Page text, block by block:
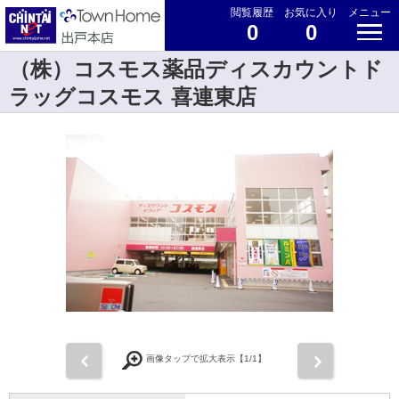
閲覧履歴
0
お気に入り
0
メニュー
（株）コスモス薬品ディスカウントド
ラッグコスモス 喜連東店
画像タップで拡大表示【1/1】